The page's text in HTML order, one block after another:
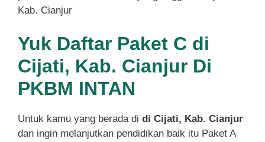
Kab. Cianjur
Yuk Daftar Paket C di
Cijati, Kab. Cianjur Di
PKBM INTAN
Untuk kamu yang berada di di Cijati, Kab. Cianjur
dan ingin melanjutkan pendidikan baik itu Paket A